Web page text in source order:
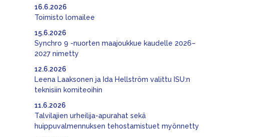
Toimisto lomailee
16.6.2026
Synchro 9 -nuorten maajoukkue kaudelle 2026–
2027 nimetty
15.6.2026
Leena Laaksonen ja Ida Hellström valittu ISU:n
teknisiin komiteoihin
12.6.2026
Talvilajien urheilija-apurahat sekä
huippuvalmennuksen tehostamistuet myönnetty
11.6.2026